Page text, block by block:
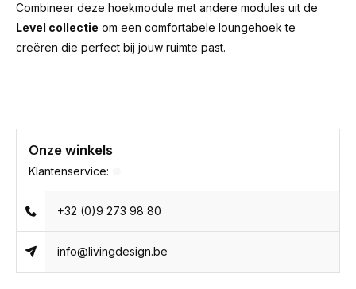
Combineer deze hoekmodule met andere modules uit de
Level collectie om een comfortabele loungehoek te
creëren die perfect bij jouw ruimte past.
Onze winkels
Klantenservice:
+32 (0)9 273 98 80
info@livingdesign.be